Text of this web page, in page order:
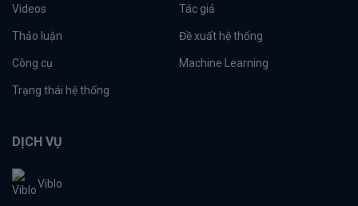
Videos Tác giả
Thảo luận Đề xuất hệ thống
Công cụ Machine Learning
Trạng thái hệ thống
DỊCH VỤ
Viblo